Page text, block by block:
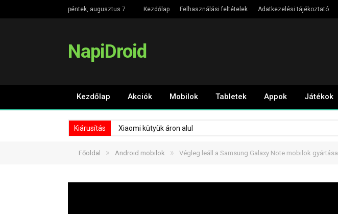
péntek, augusztus 7 Kezdőlap Felhasználási feltételek Adatkezelési tájékoztató
NapiDroid
Kezdőlap Akciók Mobilok Tabletek Appok Játékok
Kiárusítás Xiaomi kütyük áron alul
Főoldal » Android mobilok » Végleg leáll a Samsung Galaxy Note mobilok gyártása